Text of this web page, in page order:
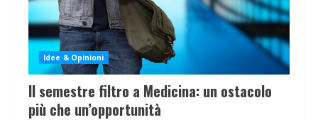
Idee & Opinioni
Il semestre filtro a Medicina: un ostacolo
più che un’opportunità